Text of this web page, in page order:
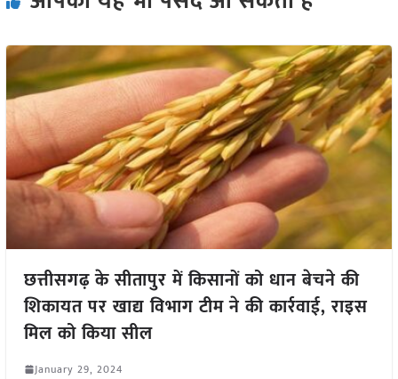
छत्तीसगढ़ के सीतापुर में किसानों को धान बेचने की
शिकायत पर खाद्य विभाग टीम ने की कार्रवाई, राइस
मिल को किया सील
January 29, 2024